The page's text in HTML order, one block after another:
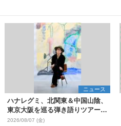
ニュース
ハナレグミ、北関東＆中国山陰、
東京大阪を巡る弾き語りツアー10
月より開催決定
2026/08/07 (金)